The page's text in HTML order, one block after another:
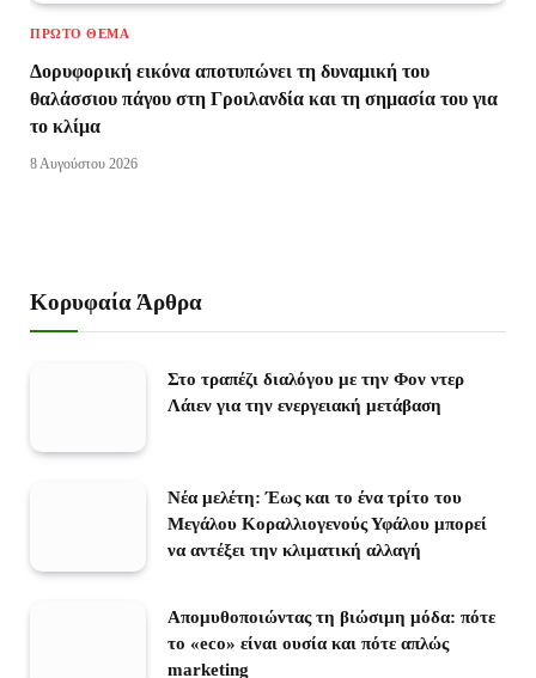
ΠΡΏΤΟ ΘΈΜΑ
Δορυφορική εικόνα αποτυπώνει τη δυναμική του
θαλάσσιου πάγου στη Γροιλανδία και τη σημασία του για
το κλίμα
8 Αυγούστου 2026
Κορυφαία Άρθρα
Στο τραπέζι διαλόγου με την Φον ντερ
Λάιεν για την ενεργειακή μετάβαση
Νέα μελέτη: Έως και το ένα τρίτο του
Μεγάλου Κοραλλιογενούς Υφάλου μπορεί
να αντέξει την κλιματική αλλαγή
Απομυθοποιώντας τη βιώσιμη μόδα: πότε
το «eco» είναι ουσία και πότε απλώς
marketing